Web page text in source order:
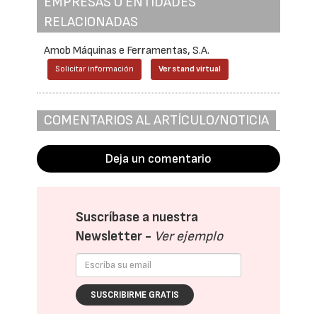
RELACIONADAS
Amob Máquinas e Ferramentas, S.A.
Solicitar información Ver stand virtual
COMENTARIOS AL ARTÍCULO/NOTICIA
Deja un comentario
Suscríbase a nuestra
Newsletter - Ver ejemplo
SUSCRIBIRME GRATIS